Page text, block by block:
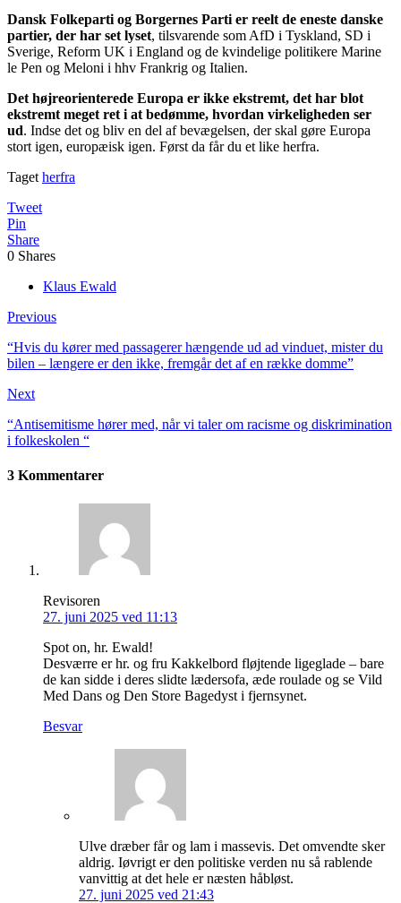
Dansk Folkeparti og Borgernes Parti er reelt de eneste danske
partier, der har set lyset, tilsvarende som AfD i Tyskland, SD i
Sverige, Reform UK i England og de kvindelige politikere Marine
le Pen og Meloni i hhv Frankrig og Italien.
Det højreorienterede Europa er ikke ekstremt, det har blot
ekstremt meget ret i at bedømme, hvordan virkeligheden ser
ud. Indse det og bliv en del af bevægelsen, der skal gøre Europa
stort igen, europæisk igen. Først da får du et like herfra.
Taget herfra
Tweet
Pin
Share
0 Shares
Klaus Ewald
Previous
“Hvis du kører med passagerer hængende ud ad vinduet, mister du
bilen – længere er den ikke, fremgår det af en række domme”
Next
“Antisemitisme hører med, når vi taler om racisme og diskrimination
i folkeskolen “
3 Kommentarer
Revisoren
27. juni 2025 ved 11:13
Spot on, hr. Ewald!
Desværre er hr. og fru Kakkelbord fløjtende ligeglade – bare
de kan sidde i deres slidte lædersofa, æde roulade og se Vild
Med Dans og Den Store Bagedyst i fjernsynet.
Besvar
Ulve dræber får og lam i massevis. Det omvendte sker
aldrig. Iøvrigt er den politiske verden nu så rablende
vanvittig at det hele er næsten håbløst.
27. juni 2025 ved 21:43